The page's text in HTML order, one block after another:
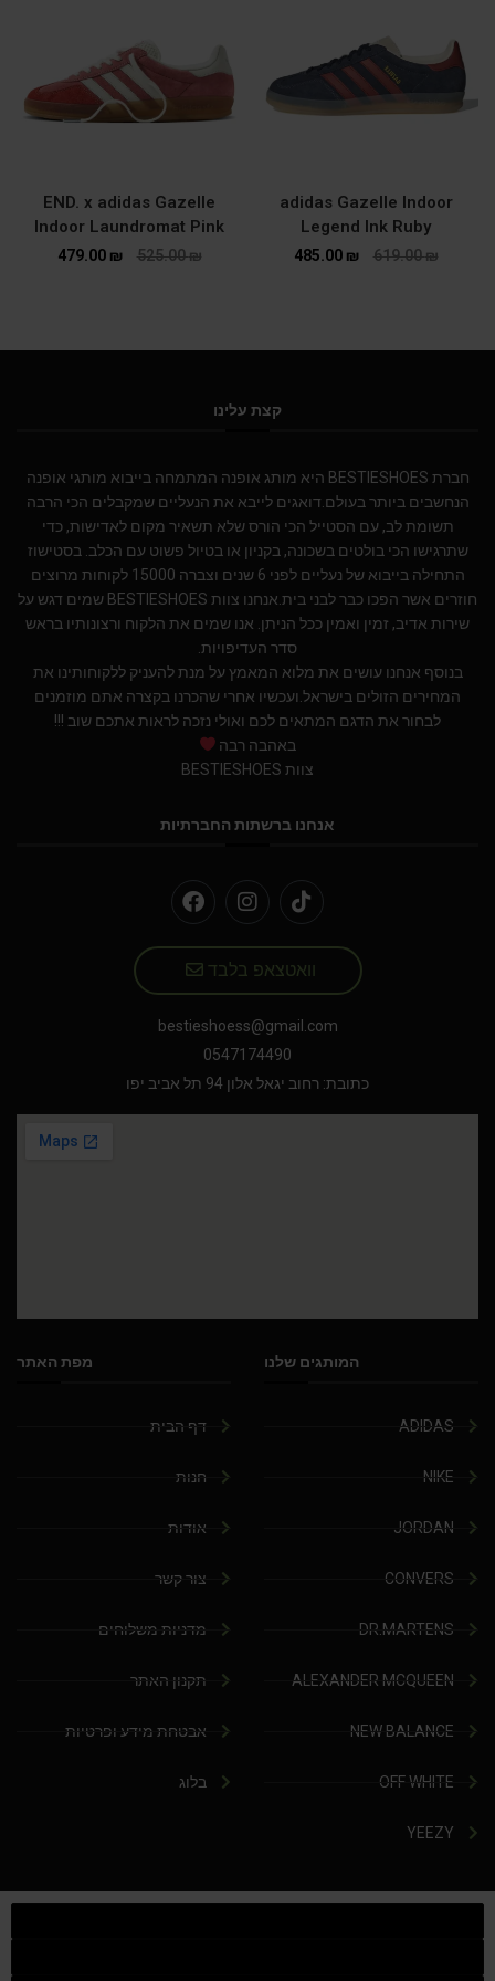
adidas Gazelle Indoor
Legend Ink Ruby
619.00₪
485.00 ₪
END. x adidas Gazelle
Indoor Laundromat Pink
525.00₪
479.00 ₪
קצת עלינו
חברת BESTIESHOES היא מותג אופנה המתמחה בייבוא מותגי אופנה
הנחשבים ביותר בעולם.דואגים לייבא את הנעליים שמקבלים הכי הרבה
תשומת לב, עם הסטייל הכי הורס שלא תשאיר מקום לאדישות, כדי
שתרגישו הכי בולטים בשכונה, בקניון או בטיול פשוט עם הכלב. בסטישוז
התחילה בייבוא של נעליים לפני 6 שנים וצברה 15000 לקוחות מרוצים
חוזרים אשר הפכו כבר לבני בית.אנחנו צוות BESTIESHOES שמים דגש על
שירות אדיב, זמין ואמין ככל הניתן. אנו שמים את הלקוח ורצונותיו בראש
סדר העדיפויות.
בנוסף אנחנו עושים את מלוא המאמץ על מנת להעניק ללקוחותינו את
המחירים הזולים בישראל.ועכשיו אחרי שהכרנו בקצרה אתם מוזמנים
לבחור את הדגם המתאים לכם ואולי נזכה לראות אתכם שוב !!!
באהבה רבה
צוות BESTIESHOES
אנחנו ברשתות החברתיות
וואטצאפ בלבד
bestieshoess@gmail.com
0547174490
כתובת: רחוב יגאל אלון 94 תל אביב יפו
המותגים שלנו
ADIDAS
NIKE
JORDAN
CONVERS
DR.MARTENS
ALEXANDER MCQUEEN
NEW BALANCE
OFF WHITE
YEEZY
מפת האתר
דף הבית
חנות
אודות
צור קשר
מדניות משלוחים
תקנון האתר
אבטחת מידע ופרטיות
בלוג